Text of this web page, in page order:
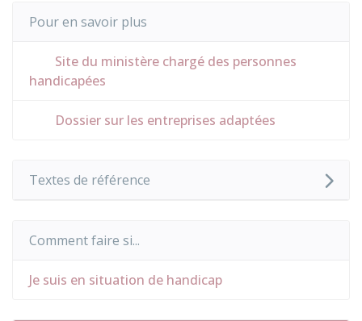
Pour en savoir plus
Site du ministère chargé des personnes
handicapées
Dossier sur les entreprises adaptées
Textes de référence
Comment faire si...
Je suis en situation de handicap